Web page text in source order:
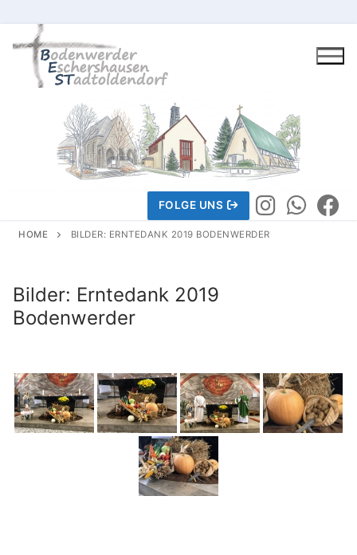
content
FOLGE UNS
Gemeindeleben
Wir über uns
Der Kirchenvorstand
Der Pfarrgemeinderat
Wir sind für Sie da
Institutionelle Schutzkonzept (ISK)
Bildergalerie
Gruppen und Aktivitäten
Gruppen und Aktivitäten
Jugend-Veranstaltungs-Infos
HOME BILDER: ERNTEDANK 2019 BODENWERDER
Bilder: Erntedank 2019
Bodenwerder